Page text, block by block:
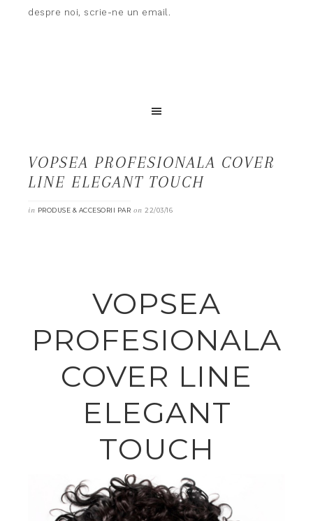
despre noi, scrie-ne un email.
VOPSEA PROFESIONALA COVER
LINE ELEGANT TOUCH
in PRODUSE & ACCESORII PAR on 22/03/16
VOPSEA
PROFESIONALA
COVER LINE
ELEGANT
TOUCH